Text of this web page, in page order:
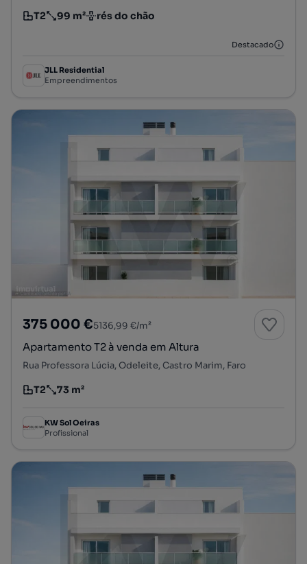
Tipologia
T2
Preço por metro quadrado
99 m²
Andar rés do chão
Destacado
JLL Residential
Empreendimentos
375 000 €5136,99 €/m²
Apartamento T2 à venda em Altura
Rua Professora Lúcia, Odeleite, Castro Marim, Faro
Tipologia
T2
Preço por metro quadrado
73 m²
KW Sol Oeiras
Profissional